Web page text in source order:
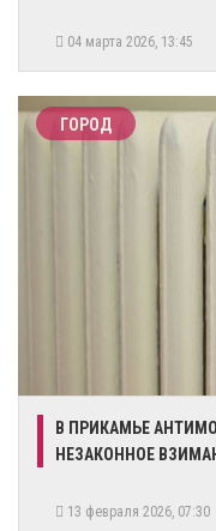
04 марта 2026, 13:45
ГОРОД
​В ПРИКАМЬЕ
НЕЗАКОННОЕ
13 февраля 2026, 07:30